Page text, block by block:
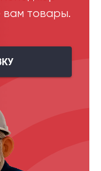
товары.